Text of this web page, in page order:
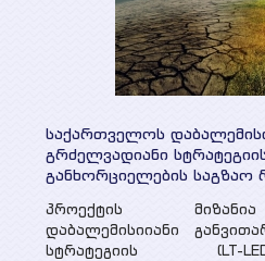
კონტაქტი
საქართველოს
გრძელვადიანი სტრატეგიის
განხორციელების საგზაო
პროექტის
დაბალემისიიანი
სტრატეგიის (LT-